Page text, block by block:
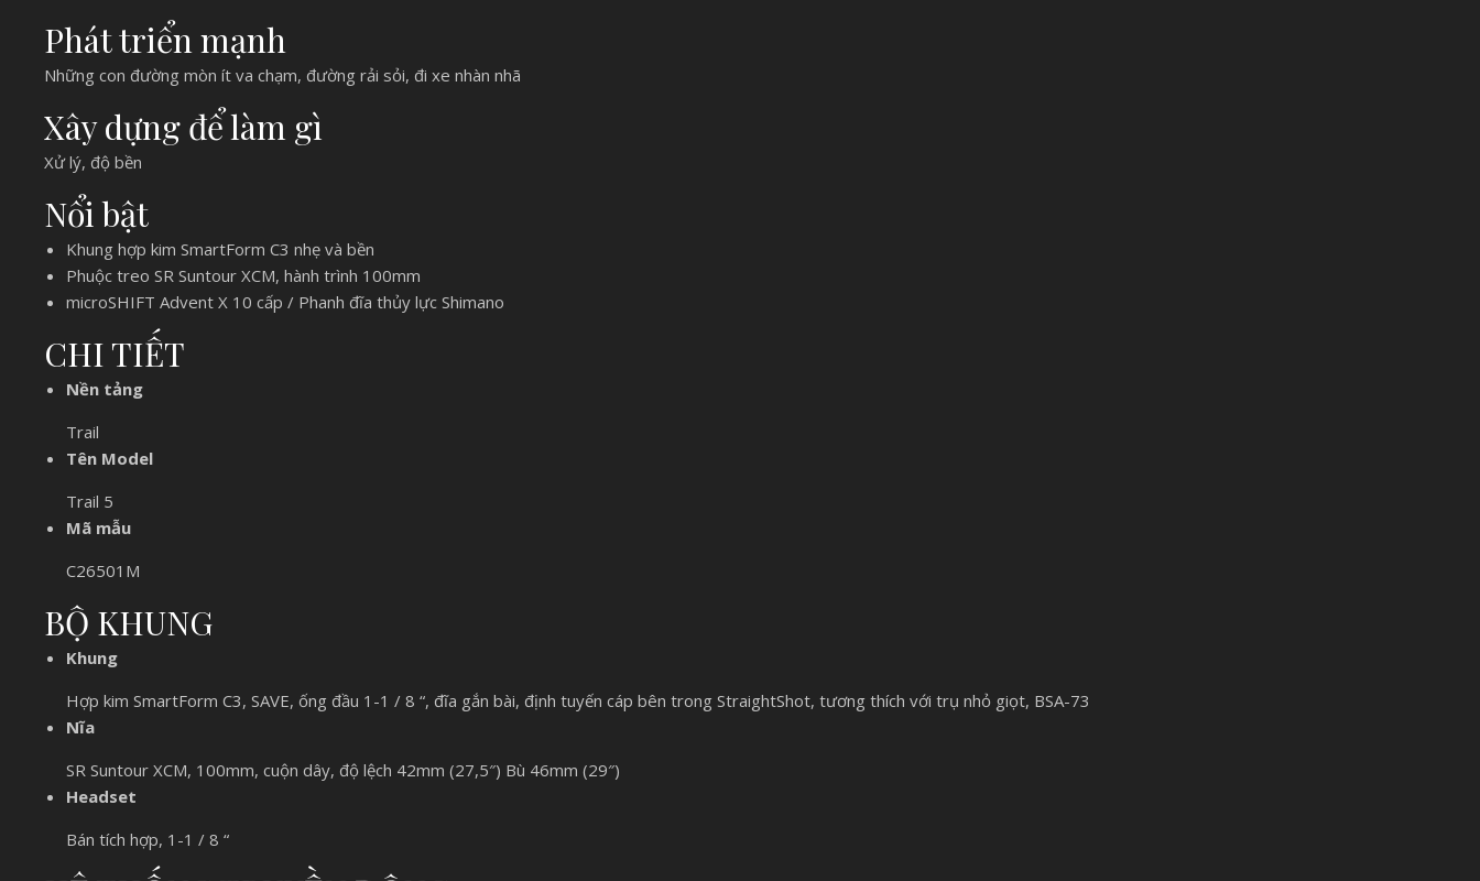
Phát triển mạnh
Những con đường mòn ít va chạm, đường rải sỏi, đi xe nhàn nhã
Xây dựng để làm gì
Xử lý, độ bền
Nổi bật
Khung hợp kim SmartForm C3 nhẹ và bền
Phuộc treo SR Suntour XCM, hành trình 100mm
microSHIFT Advent X 10 cấp / Phanh đĩa thủy lực Shimano
CHI TIẾT
Nền tảng
Trail
Tên Model
Trail 5
Mã mẫu
C26501M
BỘ KHUNG
Khung
Hợp kim SmartForm C3, SAVE, ống đầu 1-1 / 8 “, đĩa gắn bài, định tuyến cáp bên trong StraightShot, tương thích với trụ nhỏ giọt, BSA-73
Nĩa
SR Suntour XCM, 100mm, cuộn dây, độ lệch 42mm (27,5″) Bù 46mm (29″)
Headset
Bán tích hợp, 1-1 / 8 “